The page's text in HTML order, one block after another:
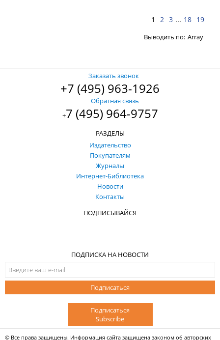
1 2 3 ... 18 19
Выводить по: Array
Заказать звонок
+7 (495) 963-1926
Обратная связь
+7 (495) 964-9757
РАЗДЕЛЫ
Издательство
Покупателям
Журналы
Интернет-Библиотека
Новости
Контакты
ПОДПИСЫВАЙСЯ
ПОДПИСКА НА НОВОСТИ
Подписаться
Подписаться
Subscribe
© Все права защищены. Информация сайта защищена законом об авторских